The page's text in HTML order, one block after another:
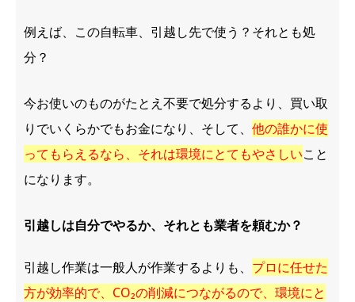
例えば、この自転車、引越し先で使う？それとも処
分？
今お使いのものがたとえ不要で処分するより、買い取
りでいくらかでもお金になり、そして、 他の誰かに使
ってもらえるなら、それは環境にとてもやさしいこと
になります。
引越しは自分でやるか、それとも業者を頼むか？
引越し作業は一般人が作業するよりも、 プロに任せた
方が効率的で、CO₂の削減につながるので、環境にと